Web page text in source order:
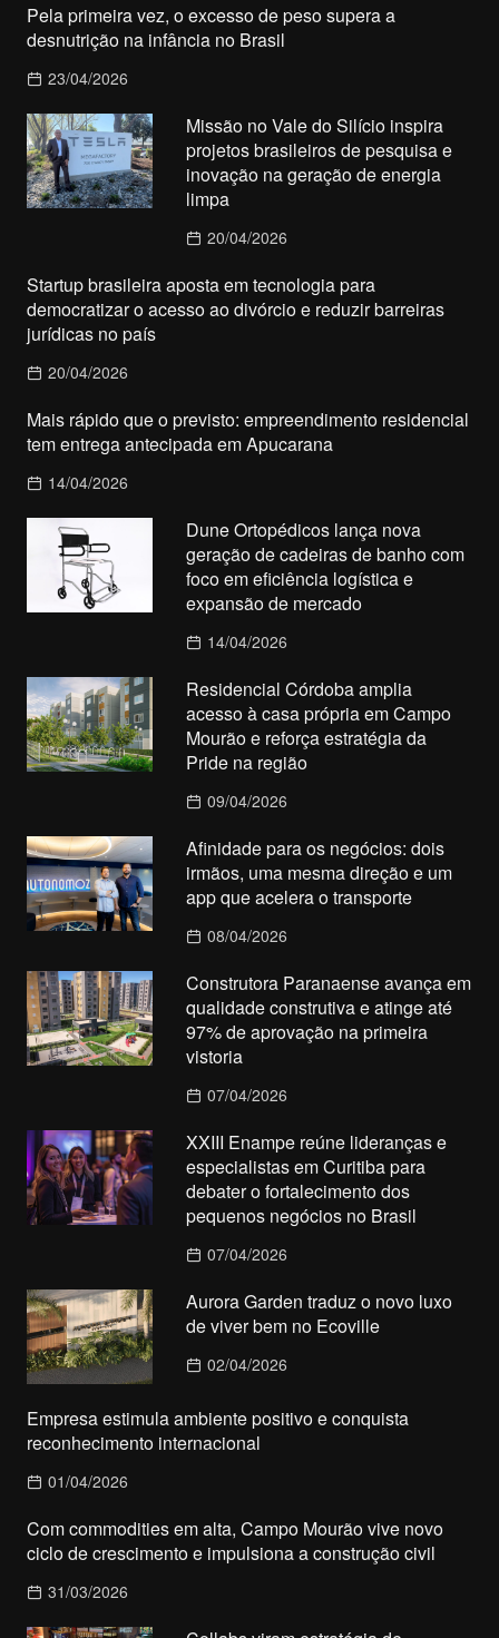
Pela primeira vez, o excesso de peso supera a
desnutrição na infância no Brasil
23/04/2026
Missão no Vale do Silício inspira
projetos brasileiros de pesquisa e
inovação na geração de energia
limpa
20/04/2026
Startup brasileira aposta em tecnologia para
democratizar o acesso ao divórcio e reduzir barreiras
jurídicas no país
20/04/2026
Mais rápido que o previsto: empreendimento residencial
tem entrega antecipada em Apucarana
14/04/2026
Dune Ortopédicos lança nova
geração de cadeiras de banho com
foco em eficiência logística e
expansão de mercado
14/04/2026
Residencial Córdoba amplia
acesso à casa própria em Campo
Mourão e reforça estratégia da
Pride na região
09/04/2026
Afinidade para os negócios: dois
irmãos, uma mesma direção e um
app que acelera o transporte
08/04/2026
Construtora Paranaense avança em
qualidade construtiva e atinge até
97% de aprovação na primeira
vistoria
07/04/2026
XXIII Enampe reúne lideranças e
especialistas em Curitiba para
debater o fortalecimento dos
pequenos negócios no Brasil
07/04/2026
Aurora Garden traduz o novo luxo
de viver bem no Ecoville
02/04/2026
Empresa estimula ambiente positivo e conquista
reconhecimento internacional
01/04/2026
Com commodities em alta, Campo Mourão vive novo
ciclo de crescimento e impulsiona a construção civil
31/03/2026